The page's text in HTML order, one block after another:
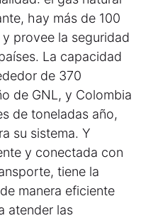
hay más de 100
provee la seguridad
La capacidad
de 370
de GNL, y Colombia
de toneladas año,
su sistema. Y
y conectada con
tiene la
manera eficiente
atender las